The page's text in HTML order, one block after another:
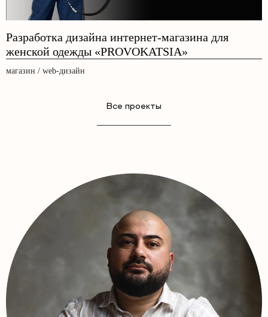
Разработка дизайна интернет-магазина для
женской одежды «PROVOKATSIA»
магазин / web-дизайн
Все проекты